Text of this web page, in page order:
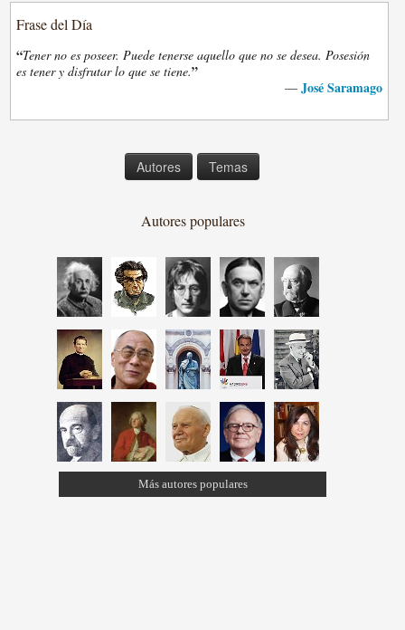
Frase del Día
“Tener no es poseer. Puede tenerse aquello que no se desea. Posesión
es tener y disfrutar lo que se tiene.”
— José Saramago
Autores Temas
Autores populares
Más autores populares